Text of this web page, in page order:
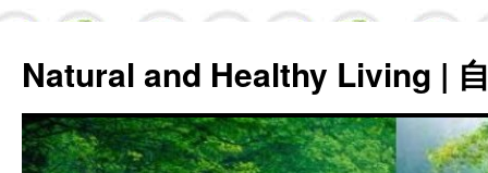
Natural and Healthy Living |